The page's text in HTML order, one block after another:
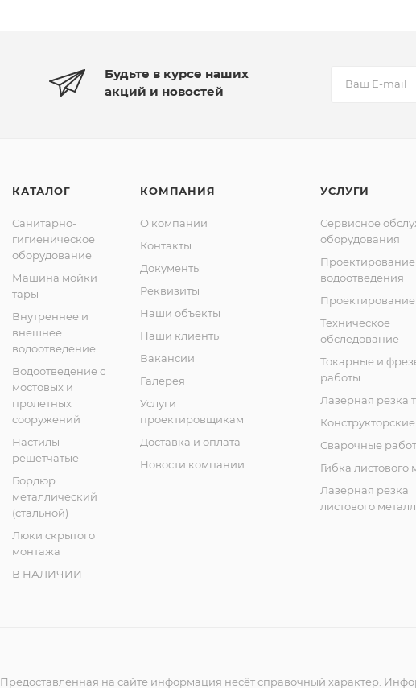
Будьте в курсе наших
акций и новостей
КАТАЛОГ
Санитарно-
гигиеническое
оборудование
Машина мойки
тары
Внутреннее и
внешнее
водоотведение
Водоотведение с
мостовых и
пролетных
сооружений
Настилы
решетчатые
Бордюр
металлический
(стальной)
Люки скрытого
монтажа
В НАЛИЧИИ
КОМПАНИЯ
О компании
Контакты
Документы
Реквизиты
Наши объекты
Наши клиенты
Вакансии
Галерея
Услуги
проектировщикам
Доставка и оплата
Новости компании
УСЛУГИ
Сервисное
оборудования
Проектирование
водоотведения
Техническое
обследование
Токарные и
работы
Лазерная резка
Сварочные
Гибка листового
Лазерная резка
листового
Предоставленная на сайте информация несёт справочный характер.